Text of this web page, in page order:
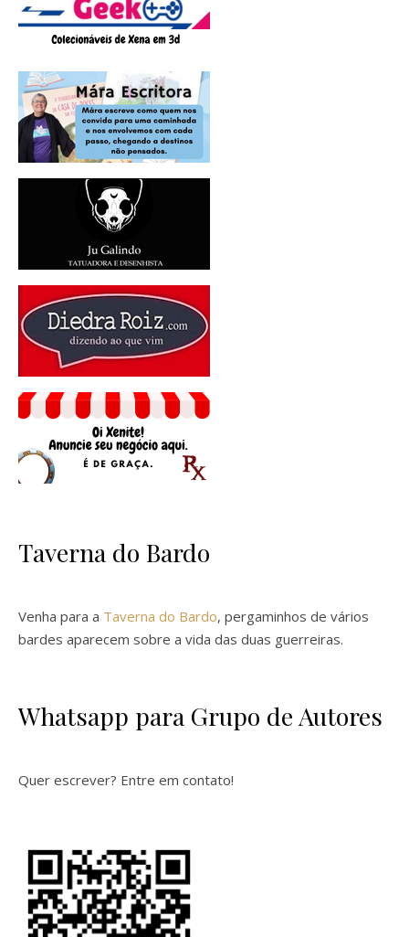
Taverna do Bardo
Venha para a Taverna do Bardo, pergaminhos de vários
bardes aparecem sobre a vida das duas guerreiras.
Whatsapp para Grupo de Autores
Quer escrever? Entre em contato!